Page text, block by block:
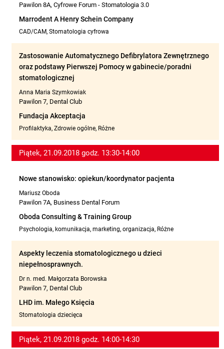
Pawilon 8A, Cyfrowe Forum - Stomatologia 3.0
Marrodent A Henry Schein Company
CAD/CAM, Stomatologia cyfrowa
Zastosowanie Automatycznego Defibrylatora Zewnętrznego
oraz podstawy Pierwszej Pomocy w gabinecie/poradni
stomatologicznej
Anna Maria Szymkowiak
Pawilon 7, Dental Club
Fundacja Akceptacja
Profilaktyka, Zdrowie ogólne, Różne
Piątek, 21.09.2018 godz. 13:30-14:00
Nowe stanowisko: opiekun/koordynator pacjenta
Mariusz Oboda
Pawilon 7A, Business Dental Forum
Oboda Consulting & Training Group
Psychologia, komunikacja, marketing, organizacja, Różne
Aspekty leczenia stomatologicznego u dzieci
niepełnosprawnych.
Dr n. med. Małgorzata Borowska
Pawilon 7, Dental Club
LHD im. Małego Księcia
Stomatologia dziecięca
Piątek, 21.09.2018 godz. 14:00-14:30